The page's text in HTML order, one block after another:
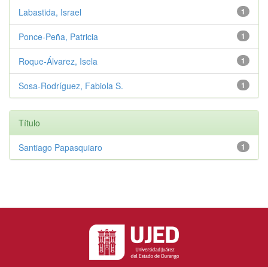
1
Labastida, Israel
1
Ponce-Peña, Patricia
1
Roque-Álvarez, Isela
1
Sosa-Rodríguez, Fabiola S.
Título
1
Santiago Papasquiaro